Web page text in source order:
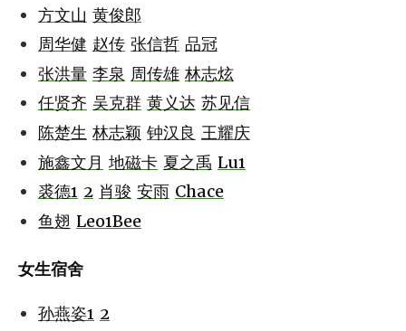
方文山 黄俊郎
周华健 赵传 张信哲 品冠
张洪量 李泉 周传雄 林志炫
任贤齐 吴克群 黄义达 苏见信
陈楚生 林志颖 钟汉良 王耀庆
施鑫文月 地磁卡 夏之禹 Lu1
裘德1 2 肖骏 安雨 Chace
鱼翅 Leo1Bee
女生宿舍
孙燕姿1 2